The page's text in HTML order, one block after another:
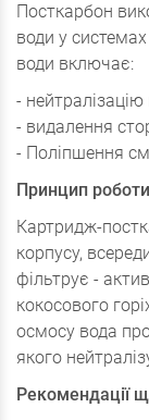
Посткарбон
води у
води включає:
-
- видалення
- Поліпшення
Принцип роботи
Картридж-
корпусу,
фільтрує -
кокосового
осмосу вода
якого
Рекомендації